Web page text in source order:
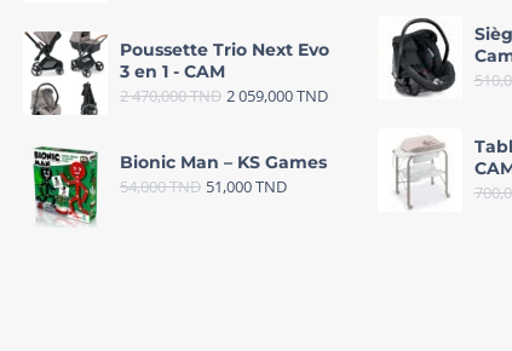
Poussette Trio Next Evo
3 en 1 - CAM
2 470,000TND 2 059,000TND
Bionic Man – KS Games
54,000TND 51,000TND